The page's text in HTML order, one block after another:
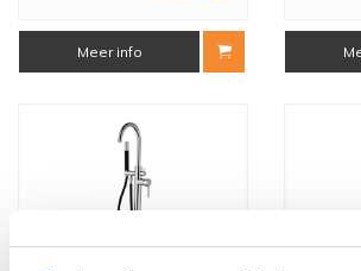
Meer info